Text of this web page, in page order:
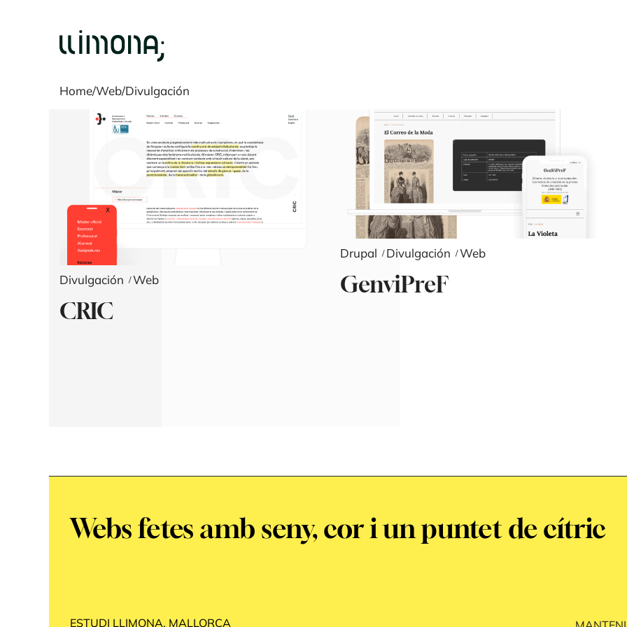
Home/Web/Divulgación
Divulgación Web
CRIC
Drupal Divulgación Web
GenviPreF
Webs fetes amb seny, cor i un puntet de cítric
ESTUDI LLIMONA, MALLORCA